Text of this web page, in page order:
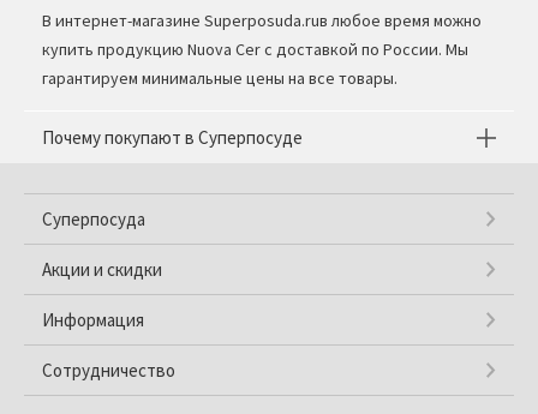
В интернет-магазине Superposuda.ruв любое время можно
купить продукцию Nuova Cer с доставкой по России. Мы
гарантируем минимальные цены на все товары.
Почему покупают в Суперпосуде
Суперпосуда
Акции и скидки
Информация
Сотрудничество